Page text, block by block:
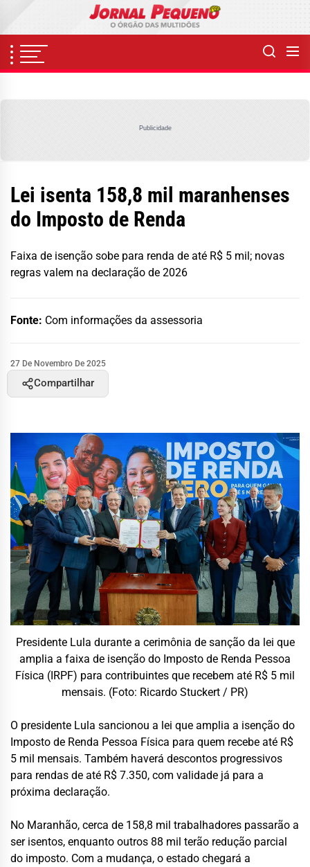
content
Publicidade
Lei isenta 158,8 mil maranhenses
do Imposto de Renda
Faixa de isenção sobe para renda de até R$ 5 mil; novas
regras valem na declaração de 2026
Fonte: Com informações da assessoria
27 De Novembro De 2025
Compartilhar
Presidente Lula durante a cerimônia de sanção da lei que
amplia a faixa de isenção do Imposto de Renda Pessoa
Física (IRPF) para contribuintes que recebem até R$ 5 mil
mensais. (Foto: Ricardo Stuckert / PR)
O presidente Lula sancionou a lei que amplia a isenção do
Imposto de Renda Pessoa Física para quem recebe até R$
5 mil mensais. Também haverá descontos progressivos
para rendas de até R$ 7.350, com validade já para a
próxima declaração.
No Maranhão, cerca de 158,8 mil trabalhadores passarão a
ser isentos, enquanto outros 88 mil terão redução parcial
do imposto. Com a mudança, o estado chegará a